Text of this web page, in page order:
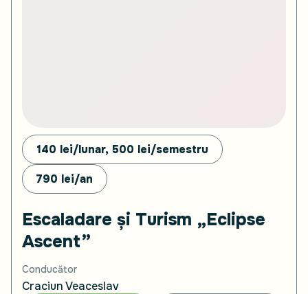
140 lei/lunar, 500 lei/semestru
790 lei/an
Escaladare și Turism „Eclipse
Ascent”
Conducător
Craciun Veaceslav